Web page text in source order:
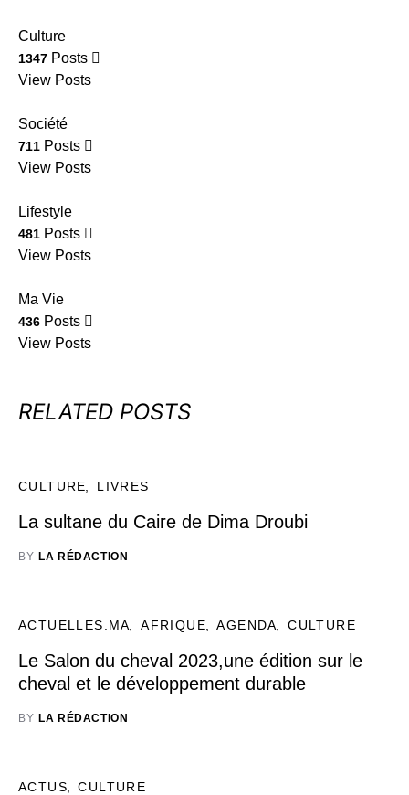
Culture
1347 Posts
View Posts
Société
711 Posts
View Posts
Lifestyle
481 Posts
View Posts
Ma Vie
436 Posts
View Posts
RELATED POSTS
CULTURE LIVRES
La sultane du Caire de Dima Droubi
BY LA RÉDACTION
ACTUELLES.MA AFRIQUE AGENDA CULTURE
Le Salon du cheval 2023,une édition sur le
cheval et le développement durable
BY LA RÉDACTION
ACTUS CULTURE